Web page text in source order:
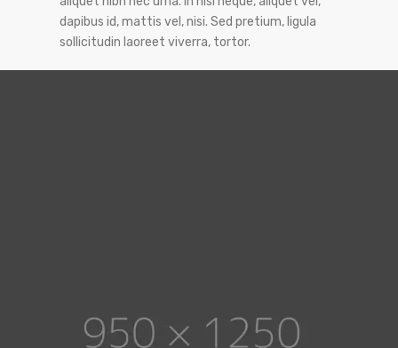
dapibus id, mattis vel, nisi. Sed pretium, ligula
sollicitudin laoreet viverra, tortor.